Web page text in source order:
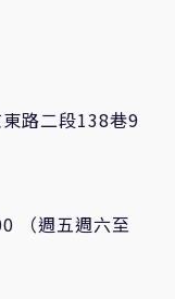
路二段138巷9
（週五週六至